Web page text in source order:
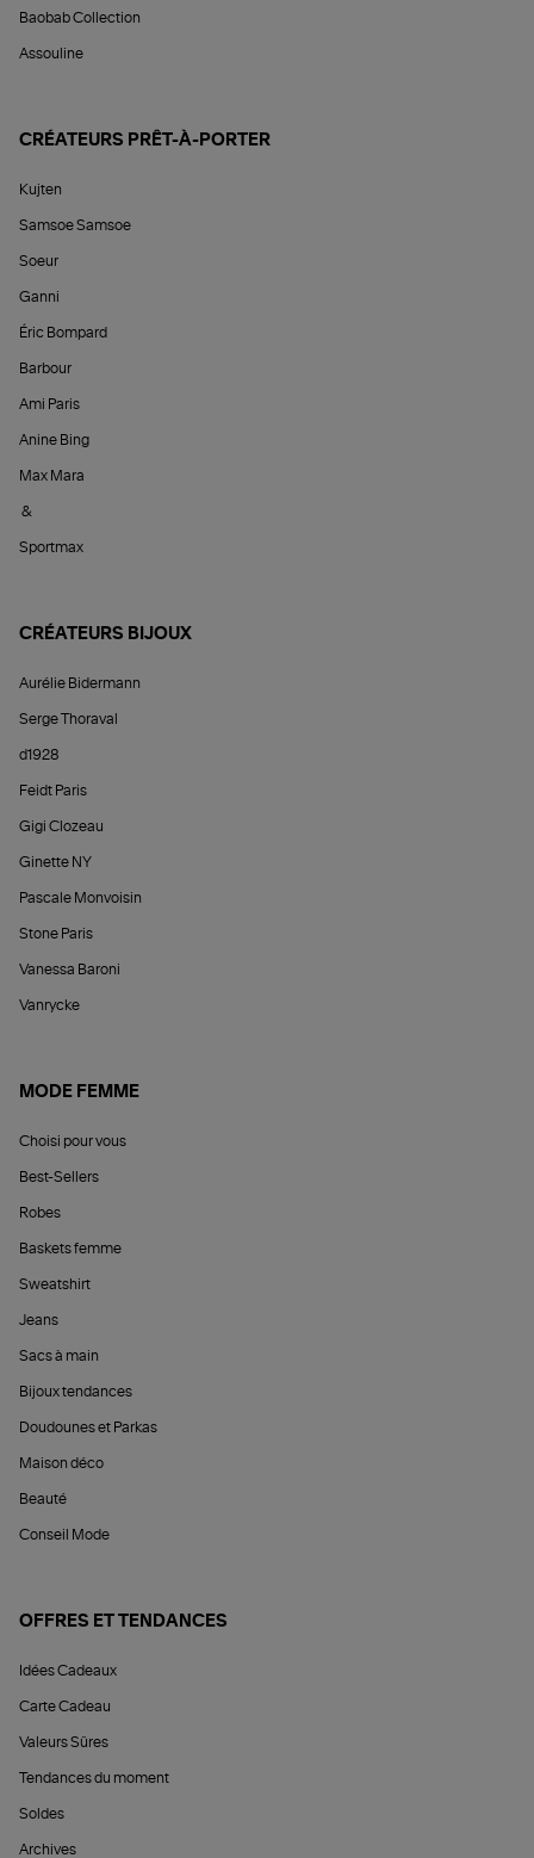
Baobab Collection
Assouline
CRÉATEURS PRÊT-À-PORTER
Kujten
Samsoe Samsoe
Soeur
Ganni
Éric Bompard
Barbour
Ami Paris
Anine Bing
Max Mara
&
Sportmax
CRÉATEURS BIJOUX
Aurélie Bidermann
Serge Thoraval
d1928
Feidt Paris
Gigi Clozeau
Ginette NY
Pascale Monvoisin
Stone Paris
Vanessa Baroni
Vanrycke
MODE FEMME
Choisi pour vous
Best-Sellers
Robes
Baskets femme
Sweatshirt
Jeans
Sacs à main
Bijoux tendances
Doudounes et Parkas
Maison déco
Beauté
Conseil Mode
OFFRES ET TENDANCES
Idées Cadeaux
Carte Cadeau
Valeurs Sûres
Tendances du moment
Soldes
Archives